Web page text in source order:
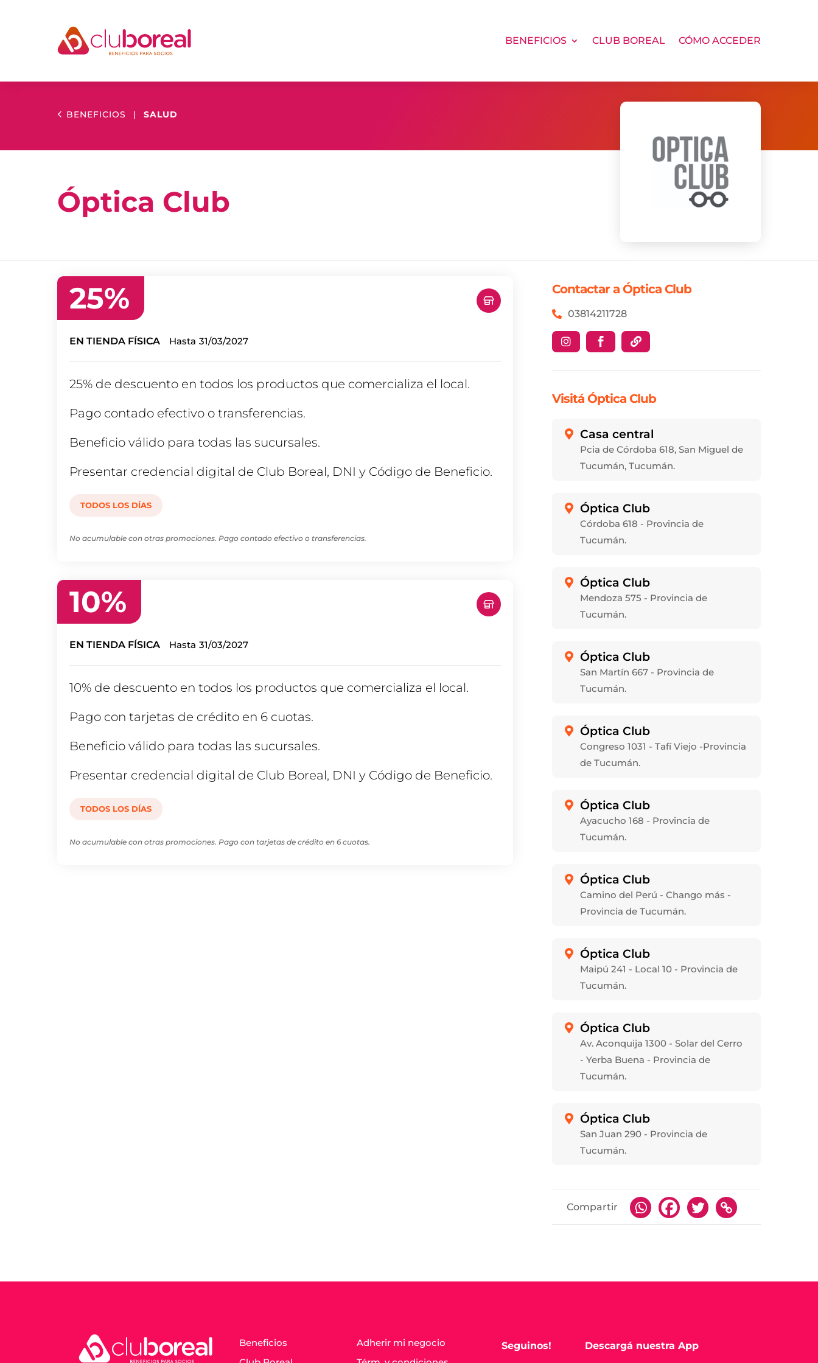
BENEFICIOS CLUB BOREAL CÓMO ACCEDER
BENEFICIOS | SALUD
Óptica Club
25%
EN TIENDA FÍSICA Hasta 31/03/2027
25% de descuento en todos los productos que comercializa el local.
Pago contado efectivo o transferencias.
Beneficio válido para todas las sucursales.
Presentar credencial digital de Club Boreal, DNI y Código de Beneficio.
TODOS LOS DÍAS
No acumulable con otras promociones. Pago contado efectivo o transferencias.
10%
EN TIENDA FÍSICA Hasta 31/03/2027
10% de descuento en todos los productos que comercializa el local.
Pago con tarjetas de crédito en 6 cuotas.
Beneficio válido para todas las sucursales.
Presentar credencial digital de Club Boreal, DNI y Código de Beneficio.
TODOS LOS DÍAS
No acumulable con otras promociones. Pago con tarjetas de crédito en 6 cuotas.
Contactar a Óptica Club
03814211728
  
Visitá Óptica Club
 Casa central
Pcia de Córdoba 618, San Miguel de
Tucumán, Tucumán.
 Óptica Club
Córdoba 618 - Provincia de
Tucumán.
 Óptica Club
Mendoza 575 - Provincia de
Tucumán.
 Óptica Club
San Martín 667 - Provincia de
Tucumán.
 Óptica Club
Congreso 1031 - Tafí Viejo -Provincia
de Tucumán.
 Óptica Club
Ayacucho 168 - Provincia de
Tucumán.
 Óptica Club
Camino del Perú - Chango más -
Provincia de Tucumán.
 Óptica Club
Maipú 241 - Local 10 - Provincia de
Tucumán.
 Óptica Club
Av. Aconquija 1300 - Solar del Cerro
- Yerba Buena - Provincia de
Tucumán.
 Óptica Club
San Juan 290 - Provincia de
Tucumán.
Compartir
Beneficios
Adherir mi negocio
Seguinos! Descargá nuestra App